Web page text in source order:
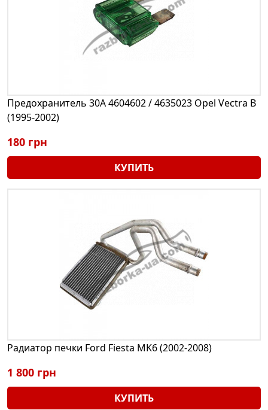
Предохранитель 30A 4604602 / 4635023 Opel Vectra B
(1995-2002)
180 грн
КУПИТЬ
Радиатор печки Ford Fiesta MK6 (2002-2008)
1 800 грн
КУПИТЬ